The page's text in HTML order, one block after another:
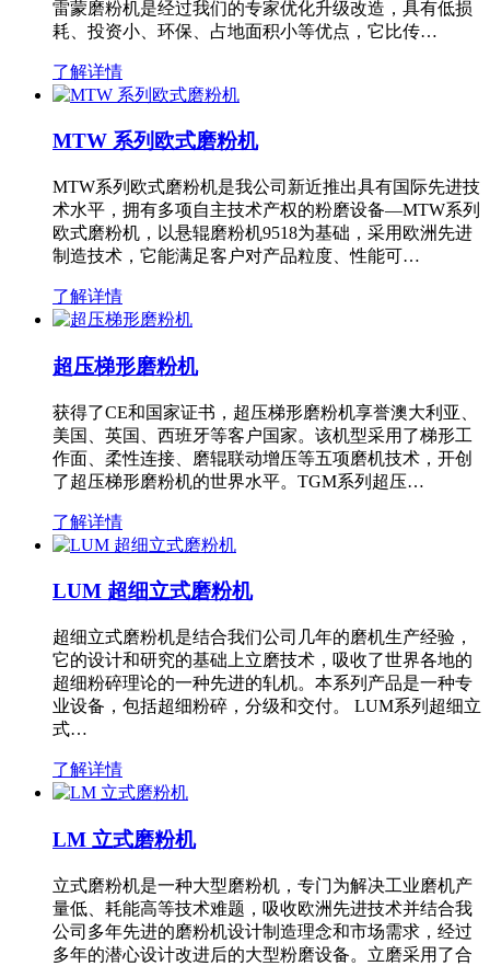
雷蒙磨粉机是经过我们的专家优化升级改造，具有低损
耗、投资小、环保、占地面积小等优点，它比传…
了解详情
MTW 系列欧式磨粉机
MTW系列欧式磨粉机是我公司新近推出具有国际先进技
术水平，拥有多项自主技术产权的粉磨设备—MTW系列
欧式磨粉机，以悬辊磨粉机9518为基础，采用欧洲先进
制造技术，它能满足客户对产品粒度、性能可…
了解详情
超压梯形磨粉机
获得了CE和国家证书，超压梯形磨粉机享誉澳大利亚、
美国、英国、西班牙等客户国家。该机型采用了梯形工
作面、柔性连接、磨辊联动增压等五项磨机技术，开创
了超压梯形磨粉机的世界水平。TGM系列超压…
了解详情
LUM 超细立式磨粉机
超细立式磨粉机是结合我们公司几年的磨机生产经验，
它的设计和研究的基础上立磨技术，吸收了世界各地的
超细粉碎理论的一种先进的轧机。本系列产品是一种专
业设备，包括超细粉碎，分级和交付。 LUM系列超细立
式…
了解详情
LM 立式磨粉机
立式磨粉机是一种大型磨粉机，专门为解决工业磨机产
量低、耗能高等技术难题，吸收欧洲先进技术并结合我
公司多年先进的磨粉机设计制造理念和市场需求，经过
多年的潜心设计改进后的大型粉磨设备。立磨采用了合